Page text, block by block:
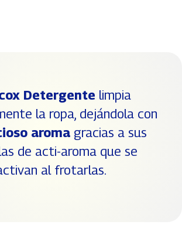
Detergente limpia
la ropa, dejándola con
aromagracias a sus
de acti-aroma que se
al frotarlas.